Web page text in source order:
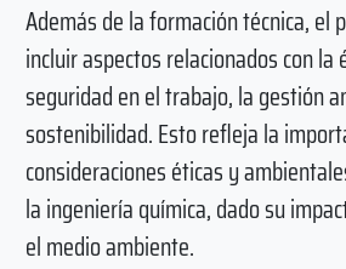
Además de la formación técnica, el
incluir aspectos relacionados con
seguridad en el trabajo, la gestión
sostenibilidad. Esto refleja la
consideraciones éticas y
la ingeniería química, dado su
el medio ambiente.